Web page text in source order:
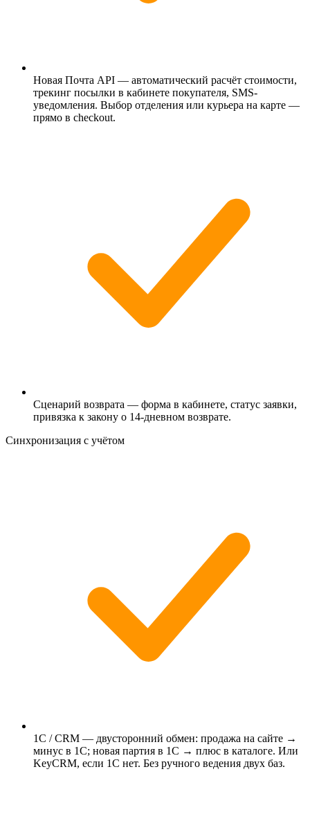
Новая Почта API — автоматический расчёт стоимости,
трекинг посылки в кабинете покупателя, SMS-
уведомления. Выбор отделения или курьера на карте —
прямо в checkout.
Сценарий возврата — форма в кабинете, статус заявки,
привязка к закону о 14-дневном возврате.
Синхронизация с учётом
1С / CRM — двусторонний обмен: продажа на сайте →
минус в 1С; новая партия в 1С → плюс в каталоге. Или
KeyCRM, если 1С нет. Без ручного ведения двух баз.